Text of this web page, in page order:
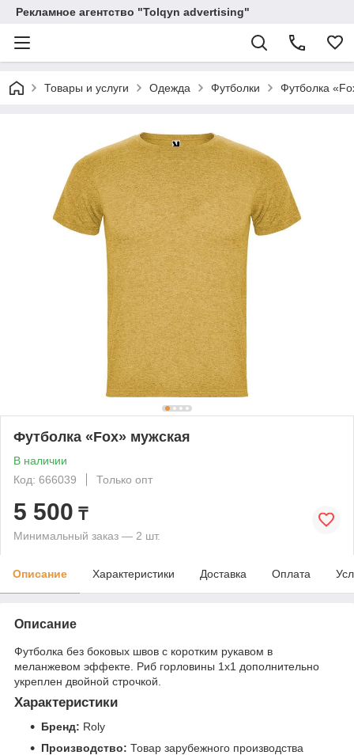
Рекламное агентство "Tolqyn advertising"
Товары и услуги Одежда Футболки Футболка
Футболка «Fox» мужская
В наличии
Код: 666039
Только опт
5 500 ₸
Минимальный заказ — 2 шт.
Описание Характеристики Доставка Оплата
Описание
Футболка без боковых швов с коротким рукавом в
меланжевом эффекте. Риб горловины 1х1 дополнительно
укреплен двойной строчкой.
Характеристики
Бренд: Roly
Производство: Товар зарубежного производства